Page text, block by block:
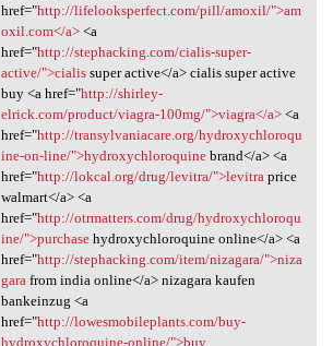
href="http://lifelooksperfect.com/pill/amoxil/">am
oxil.com</a><a
href="http://stephacking.com/cialis-super-
active/">cialissuper active</a> cialis super active
buy <a href="http://shirley-
elrick.com/product/viagra-100mg/">viagra</a><a
href="http://transylvaniacare.org/hydroxychloroqu
ine-on-line/">hydroxychloroquinebrand</a> <a
href="http://lokcal.org/drug/levitra/">levitraprice
walmart</a> <a
href="http://otrmatters.com/drug/hydroxychloroqu
ine/">purchasehydroxychloroquine online</a> <a
href="http://stephacking.com/item/nizagara/">niza
garafrom india online</a> nizagara kaufen
bankeinzug <a
href="http://lowesmobileplants.com/buy-
hydroxychloroquine-online/">buy